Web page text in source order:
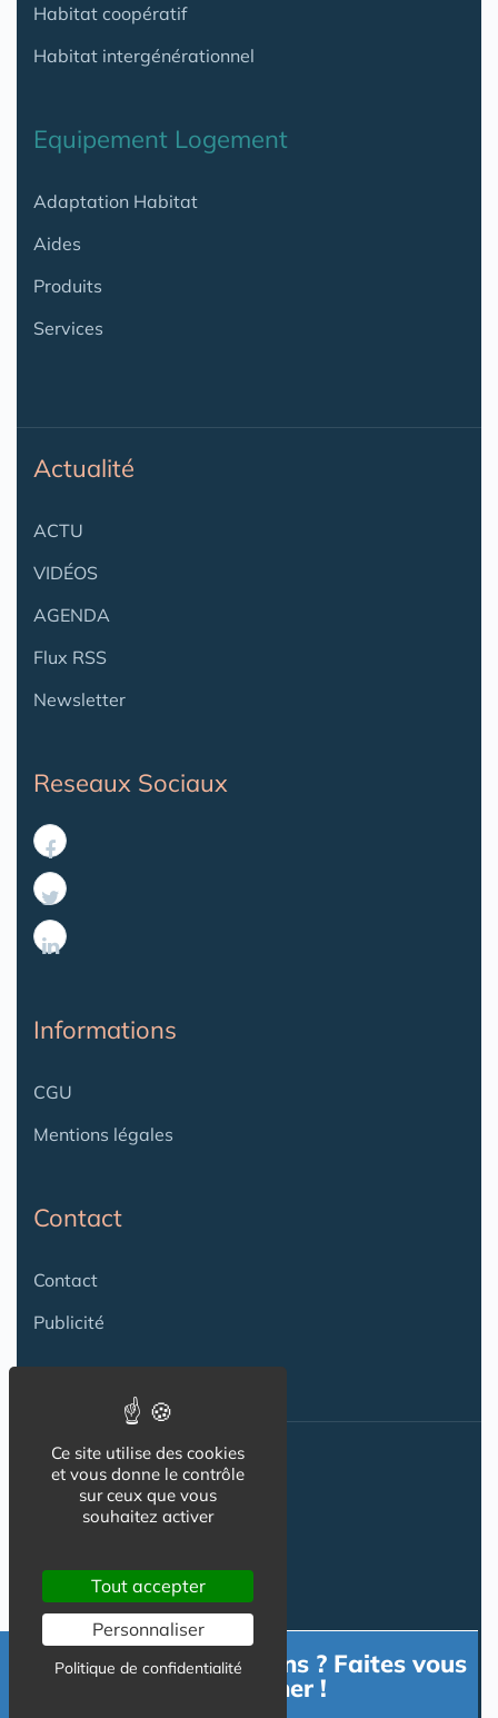
Habitat coopératif
Habitat intergénérationnel
Equipement Logement
Adaptation Habitat
Aides
Produits
Services
Actualité
ACTU
VIDÉOS
AGENDA
Flux RSS
Newsletter
Reseaux Sociaux
Informations
CGU
Mentions légales
Contact
Contact
Publicité
Nos autres sites :
Capgeris.com
Seniorissimmo.com
Emploi-formation-sante.com
Besoin d'informations ? Faites vous
accompagner !
Ce site utilise des cookies
et vous donne le contrôle
sur ceux que vous
souhaitez activer
Tout accepter
Personnaliser
Politique de confidentialité